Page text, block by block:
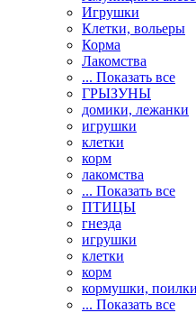
Игрушки
Клетки, вольеры
Корма
Лакомства
... Показать все
ГРЫЗУНЫ
домики, лежанки
игрушки
клетки
корм
лакомства
... Показать все
ПТИЦЫ
гнезда
игрушки
клетки
корм
кормушки, поилки
... Показать все